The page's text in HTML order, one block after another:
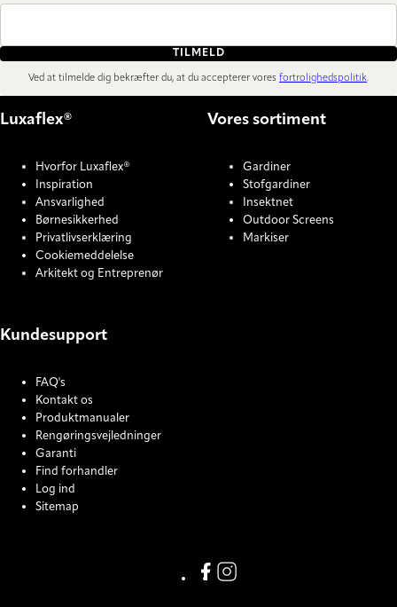
TILMELD
Ved at tilmelde dig bekræfter du, at du accepterer vores fortrolighedspolitik.
Luxaflex®
Hvorfor Luxaflex®
Inspiration
Ansvarlighed
Børnesikkerhed
Privatlivserklæring
Cookiemeddelelse
Arkitekt og Entreprenør
Vores sortiment
Gardiner
Stofgardiner
Insektnet
Outdoor Screens
Markiser
Kundesupport
FAQ's
Kontakt os
Produktmanualer
Rengøringsvejledninger
Garanti
Find forhandler
Log ind
Sitemap
Link missing Display text from
Link missing Display text